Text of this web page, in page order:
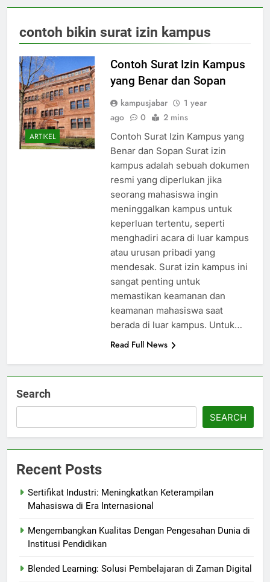
contoh bikin surat izin kampus
ARTIKEL
Contoh Surat Izin Kampus
yang Benar dan Sopan
kampusjabar
1 year
ago
0 2 mins
Contoh Surat Izin Kampus yang
Benar dan Sopan Surat izin
kampus adalah sebuah dokumen
resmi yang diperlukan jika
seorang mahasiswa ingin
meninggalkan kampus untuk
keperluan tertentu, seperti
menghadiri acara di luar kampus
atau urusan pribadi yang
mendesak. Surat izin kampus ini
sangat penting untuk
memastikan keamanan dan
keamanan mahasiswa saat
berada di luar kampus. Untuk…
Read Full News
Search
SEARCH
Recent Posts
Sertifikat Industri: Meningkatkan Keterampilan
Mahasiswa di Era Internasional
Mengembangkan Kualitas Dengan Pengesahan Dunia di
Institusi Pendidikan
Blended Learning: Solusi Pembelajaran di Zaman Digital